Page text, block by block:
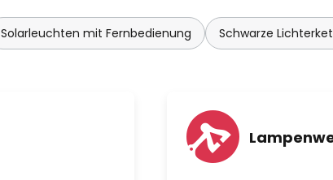
Solarleuchten mit Fernbedienung Schwarze